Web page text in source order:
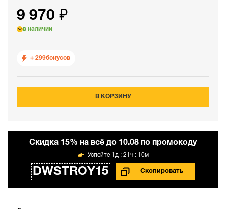
9 970 ₽
в наличии
+ 299бонусов
В КОРЗИНУ
Cкидка 15% на всё до 10.08 по промокоду
DWSTROY15
1д : 21ч : 10м